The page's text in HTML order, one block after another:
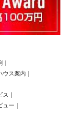
ウス案内
ス
ュー